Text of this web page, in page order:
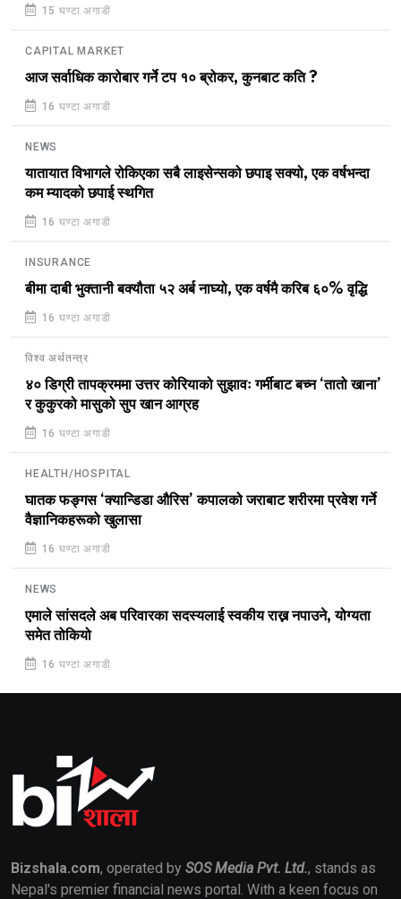
15 घण्टा अगाडी
CAPITAL MARKET
आज सर्वाधिक कारोबार गर्ने टप १० ब्रोकर, कुनबाट कति ?
16 घण्टा अगाडी
NEWS
यातायात विभागले रोकिएका सबै लाइसेन्सको छपाइ सक्यो, एक वर्षभन्दा
कम म्यादको छपाई स्थगित
16 घण्टा अगाडी
INSURANCE
बीमा दाबी भुक्तानी बक्यौता ५२ अर्ब नाघ्यो, एक वर्षमै करिब ६०% वृद्धि
16 घण्टा अगाडी
विश्व अर्थतन्त्र
४० डिग्री तापक्रममा उत्तर कोरियाको सुझावः गर्मीबाट बच्न ‘तातो खाना’
र कुकुरको मासुको सुप खान आग्रह
16 घण्टा अगाडी
HEALTH/HOSPITAL
घातक फङ्गस ‘क्यान्डिडा औरिस’ कपालको जराबाट शरीरमा प्रवेश गर्ने
वैज्ञानिकहरूको खुलासा
16 घण्टा अगाडी
NEWS
एमाले सांसदले अब परिवारका सदस्यलाई स्वकीय राख्न नपाउने, योग्यता
समेत तोकियो
16 घण्टा अगाडी
Bizshala.com, operated by SOS Media Pvt. Ltd., stands as
Nepal's premier financial news portal. With a keen focus on